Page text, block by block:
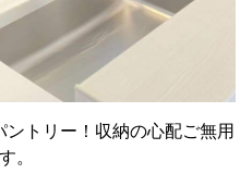
トリー！収納の心配ご無用
。